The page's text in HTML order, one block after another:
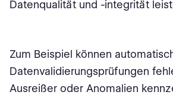
Datenqualität und -integrität
Zum Beispiel können
Datenvalidierungsprüfungen
Ausreißer oder Anomalien